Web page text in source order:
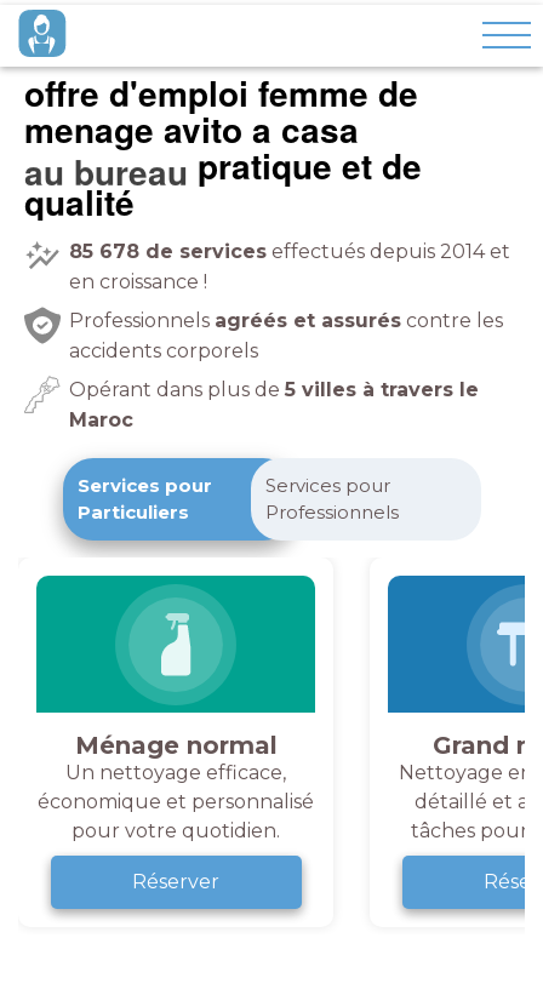
offre d'emploi femme de
menage avito a casa
à domicile pratique et de
qualité
85 678 de services effectués depuis 2014 et
en croissance !
Professionnels agréés et assurés contre les
accidents corporels
Opérant dans plus de 5 villes à travers le
Maroc
Services pour
Particuliers
Services pour
Professionnels
Ménage normal
Un nettoyage efficace,
économique et personnalisé
pour votre quotidien.
Réserver
Grand
Nettoyage en
détaillé et
tâches pour